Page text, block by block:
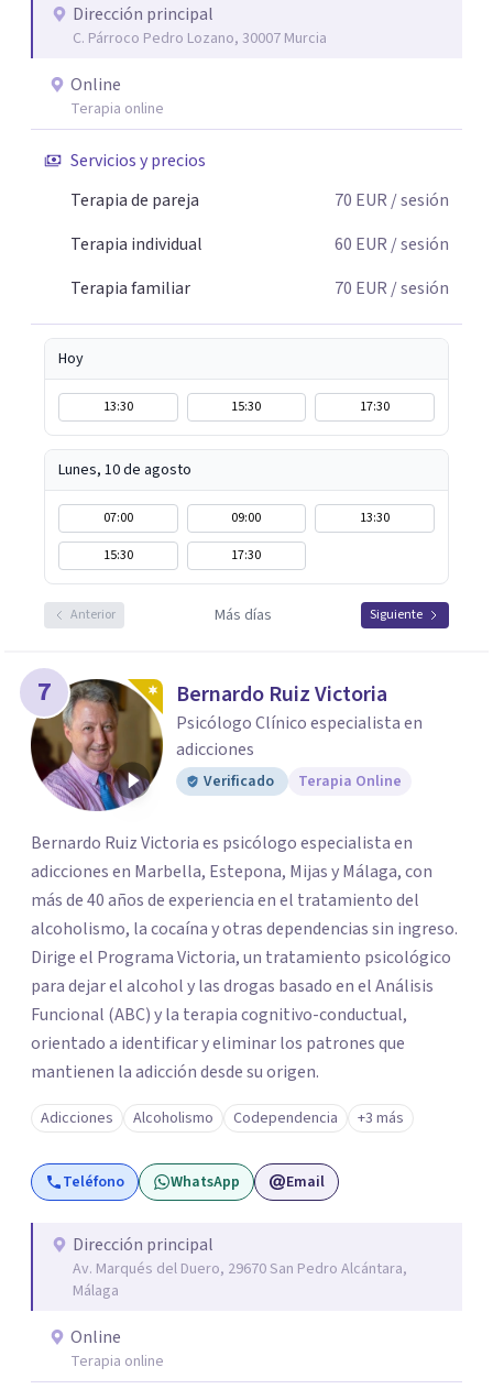
aquellas decisiones en tu vida que te puedan llevar a estar
mejor con lo que piensas y con lo que haces.
Dirección principal
C. Párroco Pedro Lozano, 30007 Murcia
Online
Terapia online
Servicios y precios
Terapia de pareja
70 EUR / sesión
Terapia individual
60 EUR / sesión
Terapia familiar
70 EUR / sesión
Hoy
13:30 15:30 17:30
Lunes, 10 de agosto
07:00 09:00
13:30
15:30
17:30
Anterior Más días Siguiente
7 Bernardo Ruiz Victoria
Psicólogo Clínico especialista en
adicciones
Verificado Terapia Online
Bernardo Ruiz Victoria es psicólogo especialista en
adicciones en Marbella, Estepona, Mijas y Málaga, con
más de 40 años de experiencia en el tratamiento del
alcoholismo, la cocaína y otras dependencias sin ingreso.
Dirige el Programa Victoria, un tratamiento psicológico
para dejar el alcohol y las drogas basado en el Análisis
Funcional (ABC) y la terapia cognitivo-conductual,
orientado a identificar y eliminar los patrones que
mantienen la adicción desde su origen.
Adicciones Alcoholismo Codependencia +3 más
Teléfono WhatsApp Email
Dirección principal
Av. Marqués del Duero, 29670 San Pedro Alcántara,
Málaga
Online
Terapia online